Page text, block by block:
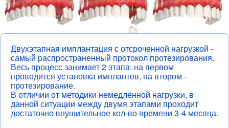
Двухэтапная имплантация с отсроченной нагрузкой -
самый распространенный протокол протезирования.
Весь процесс занимает 2 этапа: на первом
проводится установка имплантов, на втором -
протезирование.
В отличии от методики немедленной нагрузки, в
данной ситуации между двумя этапами проходит
достаточно внушительное кол-во времени 3-4 месяца.